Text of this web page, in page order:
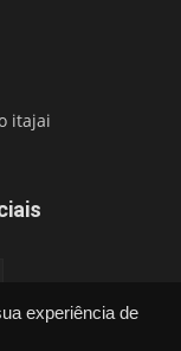
experiência de
itajai